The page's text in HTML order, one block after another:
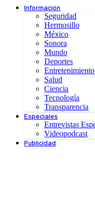
Información
Seguridad
Hermosillo
México
Sonora
Mundo
Deportes
Salud
Ciencia
Tecnología
Transparencia
Especiales
Entrevistas
Videopodcast
Publicidad